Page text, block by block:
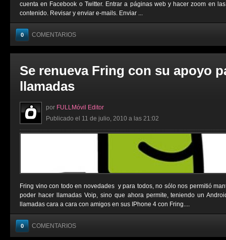
cuenta en Facebook o Twitter. Entrar a páginas web y hacer zoom en
contenido. Revisar y enviar e-mails. Enviar ...
0 COMENTARIOS
Se renueva Fring con su apoyo
llamadas
por FULLMóvil Editor
Publicado el 11 de julio, 2010 a las 21:02
Fring vino con todo en novedades y para todos, no sólo nos permitió
poder hacer llamadas Voip, sino que ahora permite, teniendo un
llamadas cara a cara con amigos en sus IPhone 4 con Fring....
0 COMENTARIOS